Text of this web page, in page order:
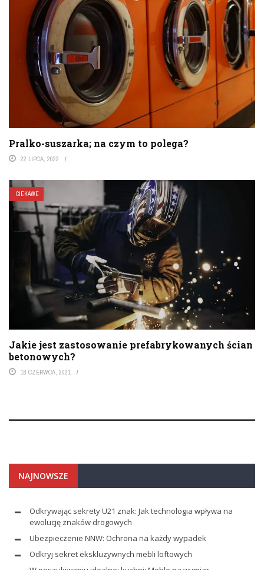
Pralko-suszarka; na czym to polega?
22 LIPCA, 2022
CIEKAWE
Jakie jest zastosowanie prefabrykowanych ścian
betonowych?
18 CZERWCA, 2021
NAJNOWSZE
Odkrywając sekrety U21 znak: Jak technologia wpływa na
ewolucję znaków drogowych
Ubezpieczenie NNW: Ochrona na każdy wypadek
Odkryj sekret ekskluzywnych mebli loftowych